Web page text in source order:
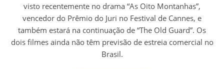
visto recentemente no drama “As Oito Montanhas”,
vencedor do Prêmio do Juri no Festival de Cannes, e
também estará na continuação de “The Old Guard”. Os
dois filmes ainda não têm previsão de estreia comercial no
Brasil.